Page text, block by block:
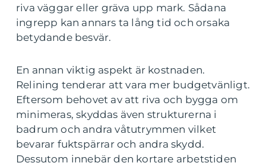
riva väggar eller gräva upp mark. Sådana
ingrepp kan annars ta lång tid och orsaka
betydande besvär.
En annan viktig aspekt är kostnaden.
Relining tenderar att vara mer budgetvänligt.
Eftersom behovet av att riva och bygga om
minimeras, skyddas även strukturerna i
badrum och andra våtutrymmen vilket
bevarar fuktspärrar och andra skydd.
Dessutom innebär den kortare arbetstiden